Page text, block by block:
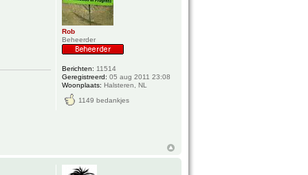
Rob
Beheerder
Berichten: 11514
Geregistreerd: 05 aug 2011 23:08
Woonplaats: Halsteren, NL
1149 bedankjes